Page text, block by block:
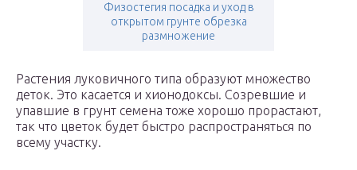
Физостегия посадка и уход в
открытом грунте обрезка
размножение
Растения луковичного типа образуют множество
деток. Это касается и хионодоксы. Созревшие и
упавшие в грунт семена тоже хорошо прорастают,
так что цветок будет быстро распространяться по
всему участку.